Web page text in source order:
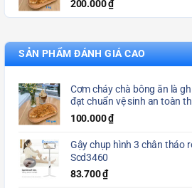
200.000₫
SẢN PHẨM ĐÁNH GIÁ CAO
Cơm cháy chà bông ăn là
đạt chuẩn vệ sinh an toàn
100.000₫
Gậy chụp hình 3 chân tháo
Scd3460
83.700₫